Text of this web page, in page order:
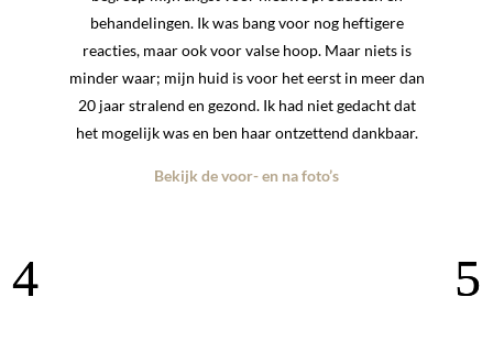
behandelingen. Ik was bang voor nog heftigere
reacties, maar ook voor valse hoop. Maar niets is
minder waar; mijn huid is voor het eerst in meer dan
20 jaar stralend en gezond. Ik had niet gedacht dat
het mogelijk was en ben haar ontzettend dankbaar.
Bekijk de voor- en na foto’s